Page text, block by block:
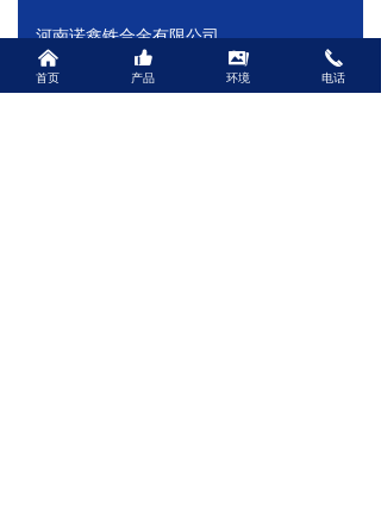
河南诺鑫铁合金有限公司
联系人： 李经理
电话：18637204545
낀
首页
뀗
产品
끡
环境
끅
电话